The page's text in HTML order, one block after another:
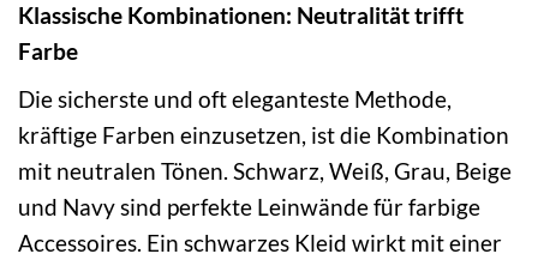
Klassische Kombinationen: Neutralität trifft
Farbe
Die sicherste und oft eleganteste Methode,
kräftige Farben einzusetzen, ist die Kombination
mit neutralen Tönen. Schwarz, Weiß, Grau, Beige
und Navy sind perfekte Leinwände für farbige
Accessoires. Ein schwarzes Kleid wirkt mit einer